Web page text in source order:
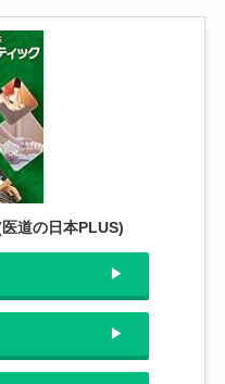
道の日本PLUS)